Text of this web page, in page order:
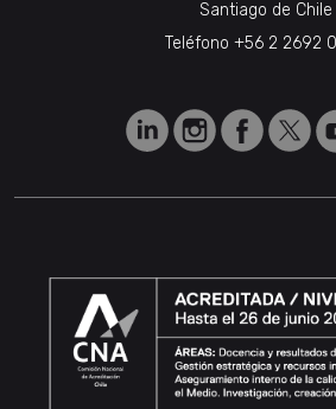
Santiago de Chile
Teléfono +56 2 2692